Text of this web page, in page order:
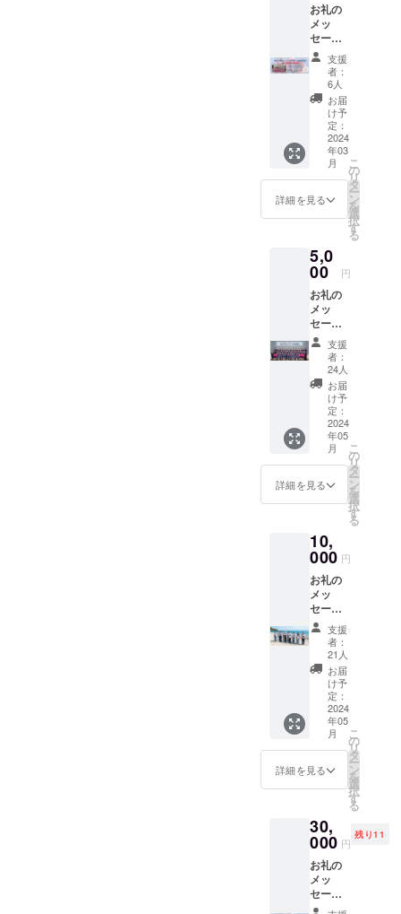
お礼の
メッ
セージ
ととも
に 定期
演奏会
チケッ
ト 大人
2024年
3月20日
（水）
開催 開
場/午後
15時
半 開
16時 名
護市民
会館大
ホール
コン
クール
で演奏
するア
ンサン
ブルも
披露し
ます♪ ※
当日は
直接会
場にお
越しく
ださい
支援
者：
6人
お届
け予
定：
2024
年03
月
詳細を見る
こ
の
リ
タ
ー
ン
を
選
択
す
る
5,0
00 円
お礼の
メッ
セージ
ととも
に、
「R5年
度 定期
演奏
会」の
動画を
ご覧い
ただけ
る限定
URLを
お届け
しま
支援
者：
24人
お届
け予
定：
2024
年05
月
詳細を見る
こ
の
リ
タ
ー
ン
を
選
択
す
る
10,
000 円
お礼の
メッ
セージ
ととも
に、 ア
ンサン
ブルメ
ンバー
による
演奏動
画（１
曲）を
ご覧い
ただけ
る限定
URLを
しま
す。
支援
者：
21人
お届
け予
定：
2024
年05
月
詳細を見る
こ
の
リ
タ
ー
ン
を
選
択
す
る
30,
000 円
残り11
お礼の
メッ
セージ
ととも